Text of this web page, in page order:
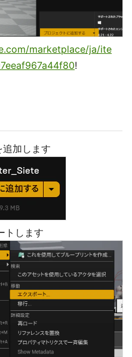
marketplace/ja/ite
!
加します
トします